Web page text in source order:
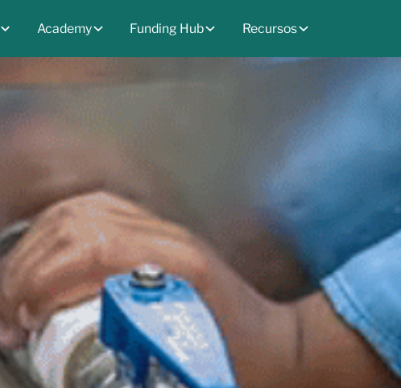
Academy Funding Hub Recursos